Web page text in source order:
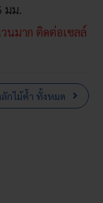
มม.
นมาก ติดต่อเซลล์
กไม้ค้ำ ทั้งหมด